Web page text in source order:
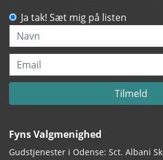
Fyns Valgmenighed
Gudstjenester i Odense: Sct. Albani
Ja tak! Sæt mig på listen
Navn
Email
Tilmeld